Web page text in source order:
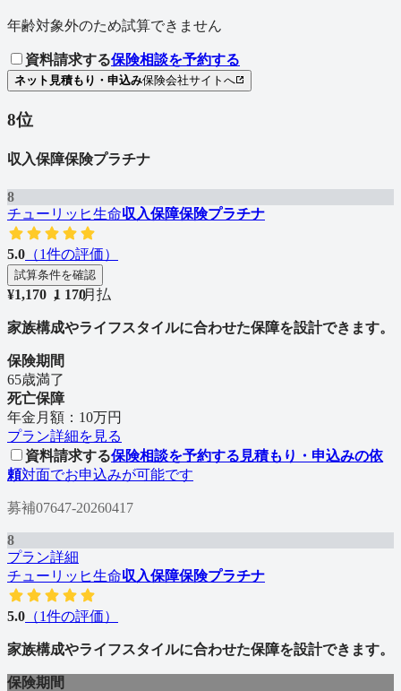
年齢対象外のため試算できません
資料請求する保険相談を予約する
ネット見積もり・申込み保険会社サイトへ
8位
収入保障保険プラチナ
8
チューリッヒ生命収入保障保険プラチナ
5.0 （1件の評価）
試算条件を確認
¥1,170 1
, 170
/月払
家族構成やライフスタイルに合わせた保障を設計できます。
保険期間
65歳満了
死亡保障
年金月額：10万円
プラン詳細を見る
資料請求する保険相談を予約する 見積もり・申込みの依
頼対面でお申込みが可能です
募補07647-20260417
8
プラン詳細
チューリッヒ生命収入保障保険プラチナ
5.0 （1件の評価）
家族構成やライフスタイルに合わせた保障を設計できます。
保険期間